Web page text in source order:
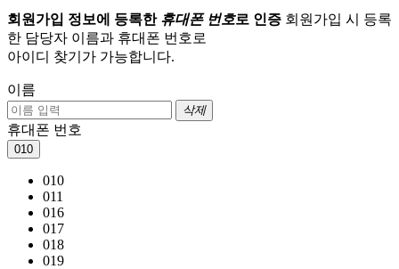
회원가입 정보에 등록한 휴대폰 번호로 인증 회원가입 시 등록
한 담당자 이름과 휴대폰 번호로
아이디 찾기가 가능합니다.
이름
삭제
휴대폰 번호
010
010
011
016
017
018
019